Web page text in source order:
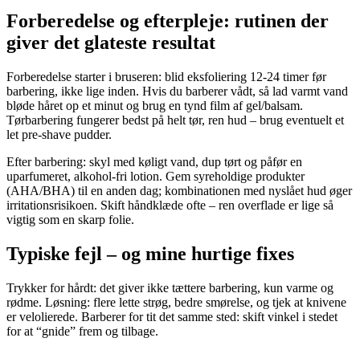
Forberedelse og efterpleje: rutinen der
giver det glateste resultat
Forberedelse starter i bruseren: blid eksfoliering 12-24 timer før
barbering, ikke lige inden. Hvis du barberer vådt, så lad varmt vand
bløde håret op et minut og brug en tynd film af gel/balsam.
Tørbarbering fungerer bedst på helt tør, ren hud – brug eventuelt et
let pre-shave pudder.
Efter barbering: skyl med køligt vand, dup tørt og påfør en
uparfumeret, alkohol-fri lotion. Gem syreholdige produkter
(AHA/BHA) til en anden dag; kombinationen med nyslået hud øger
irritationsrisikoen. Skift håndklæde ofte – ren overflade er lige så
vigtig som en skarp folie.
Typiske fejl – og mine hurtige fixes
Trykker for hårdt: det giver ikke tættere barbering, kun varme og
rødme. Løsning: flere lette strøg, bedre smørelse, og tjek at knivene
er velolierede. Barberer for tit det samme sted: skift vinkel i stedet
for at “gnide” frem og tilbage.